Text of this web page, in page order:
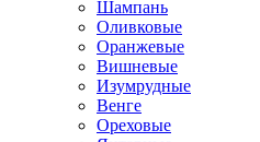
Шампань
Оливковые
Оранжевые
Вишневые
Изумрудные
Венге
Ореховые